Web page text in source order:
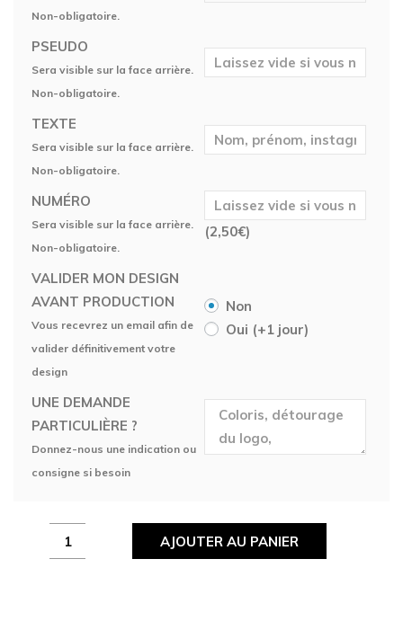
Non-obligatoire.
PSEUDO
Sera visible sur la face arrière.
Non-obligatoire.
TEXTE
Sera visible sur la face arrière.
Non-obligatoire.
NUMÉRO
Sera visible sur la face arrière.
Non-obligatoire.
(2,50€)
VALIDER MON DESIGN
AVANT PRODUCTION
Vous recevrez un email afin de
valider définitivement votre
design
Non
Oui (+1 jour)
UNE DEMANDE
PARTICULIÈRE ?
Donnez-nous une indication ou
consigne si besoin
Maillot
personnalisé
AJOUTER AU PANIER